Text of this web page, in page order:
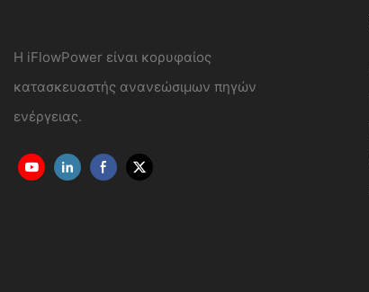
Η iFlowPower είναι κορυφαίος
κατασκευαστής ανανεώσιμων πηγών
ενέργειας.